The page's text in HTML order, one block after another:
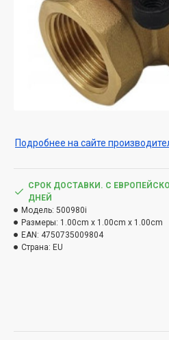
Подробнее на сайте
СРОК ДОСТАВКИ. С
ДНЕЙ
Модель: 500980i
Размеры: 1.00cm x 1.00cm x 1.00cm
EAN: 4750735009804
Страна: EU